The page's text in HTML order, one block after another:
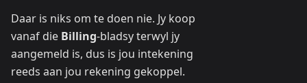
Daar is niks om te doen nie. Jy koop
vanaf die Billing-bladsy terwyl jy
aangemeld is, dus is jou intekening
reeds aan jou rekening gekoppel.